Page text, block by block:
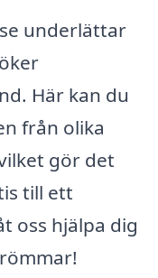
underlättar
Här kan du
från olika
gör det
till ett
oss hjälpa dig